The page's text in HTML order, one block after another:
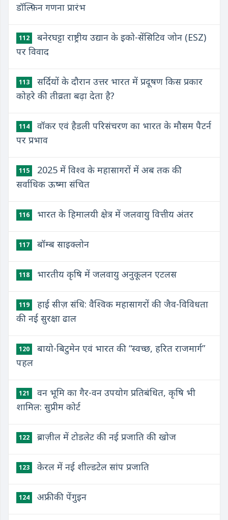
डॉल्फ़िन गणना प्रारंभ
112
बनेरघट्टा राष्ट्रीय उद्यान के इको-सेंसिटिव जोन (ESZ)
पर विवाद
113
सर्दियों के दौरान उत्तर भारत में प्रदूषण किस प्रकार
कोहरे की तीव्रता बढ़ा देता है?
114
वॉकर एवं हैडली परिसंचरण का भारत के मौसम पैटर्न
पर प्रभाव
115
2025 में विश्व के महासागरों में अब तक की
सर्वाधिक ऊष्मा संचित
116 भारत के हिमालयी क्षेत्र में जलवायु वित्तीय अंतर
117 बॉम्ब साइक्लोन
118 भारतीय कृषि में जलवायु अनुकूलन एटलस
119
हाई सीज़ संधि: वैश्विक महासागरों की जैव-विविधता
की नई सुरक्षा ढाल
120
बायो-बिटुमेन एवं भारत की “स्वच्छ, हरित राजमार्ग”
पहल
121
वन भूमि का गैर-वन उपयोग प्रतिबंधित, कृषि भी
शामिल: सुप्रीम कोर्ट
122 ब्राज़ील में टोडलेट की नई प्रजाति की खोज
123 केरल में नई शील्डटेल सांप प्रजाति
124 अफ्रीकी पेंगुइन